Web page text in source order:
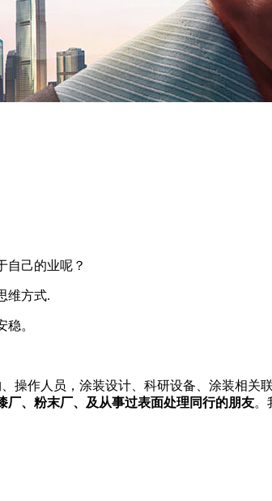
自己的业呢？
维方式.
。
操作人员，涂装设计、科研设备、涂装相
厂、粉末厂、及从事过表面处理同行的朋友。